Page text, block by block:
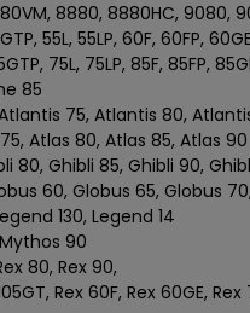
8880, 8880HC,
55L, 55LP, 60F, 60FP,
75L, 75LP, 85F, 85FP,
85
75, Atlantis 80,
Atlas 80, Atlas 85, Atlas 90
80, Ghibli 85, Ghibli 90,
60, Globus 65, Globus
130, Legend 14
90
Rex 80, Rex 90,
Rex 60F, Rex 60GE,